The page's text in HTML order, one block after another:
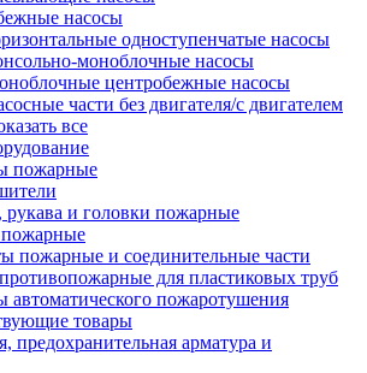
насосы
одноступенчатые насосы
моноблочные насосы
центробежные насосы
части без двигателя/с двигателем
все
пожарные
и головки пожарные
пожарные и соединительные части
для пластиковых труб
автоматического пожаротушения
товары
предохранительная арматура и